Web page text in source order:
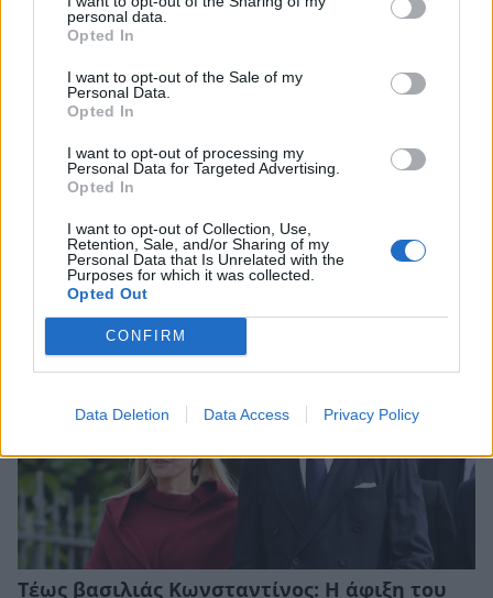
personal data.
Opted In
I want to opt-out of the Sale of my
Personal Data.
Opted In
I want to opt-out of processing my
Personal Data for Targeted Advertising.
Opted In
I want to opt-out of Collection, Use,
Retention, Sale, and/or Sharing of my
Personal Data that Is Unrelated with the
Purposes for which it was collected.
Opted Out
CONFIRM
Data Deletion Data Access Privacy Policy
Βασίλισσα Λετίσια: Η chic εμφάνιση στο
Γουίνδσορ μαζί με τον βασιλιά Φελίπε στην
τελετή για τον τέως βασιλιά Κωνσταντίνο
Τέως βασιλιάς Κωνσταντίνος: Η άφιξη του